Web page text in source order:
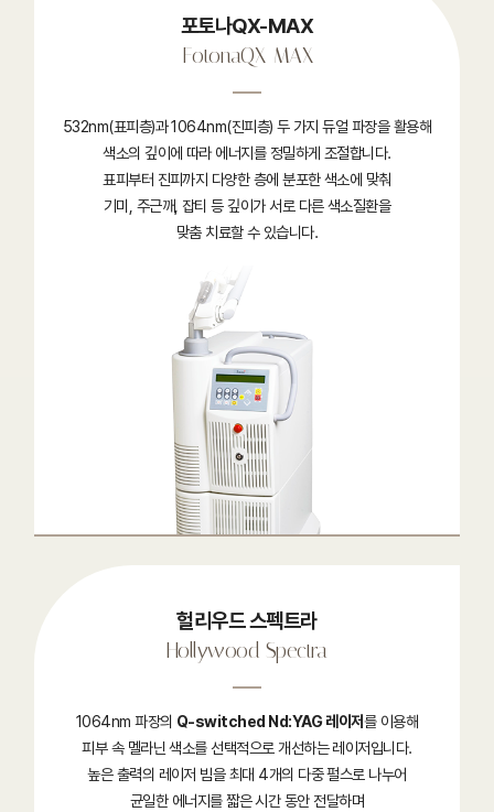
포토나QX-MAX
FotonaQX-MAX
532nm(표피층)과 1064nm(진피층) 두 가지 듀얼 파장을 활용해
색소의 깊이에 따라 에너지를 정밀하게 조절합니다.
표피부터 진피까지 다양한 층에 분포한 색소에 맞춰
기미, 주근깨, 잡티 등 깊이가 서로 다른 색소질환을
맞춤 치료할 수 있습니다.
헐리우드 스펙트라
Hollywood Spectra
1064nm 파장의 Q-switched Nd:YAG 레이저를 이용해
피부 속 멜라닌 색소를 선택적으로 개선하는 레이저입니다.
높은 출력의 레이저 빔을 최대 4개의 다중 펄스로 나누어
균일한 에너지를 짧은 시간 동안 전달하며